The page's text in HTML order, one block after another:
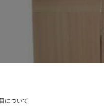
について